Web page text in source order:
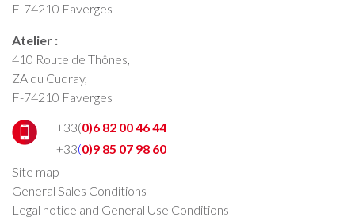
F-74210 Faverges
Atelier :
410 Route de Thônes,
ZA du Cudray,
F-74210 Faverges
+33(0)6 82 00 46 44
+33(0)9 85 07 98 60
Site map
General Sales Conditions
Legal notice and General Use Conditions